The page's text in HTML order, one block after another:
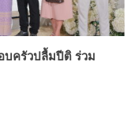
บครัวปลื้มปีติ ร่วม